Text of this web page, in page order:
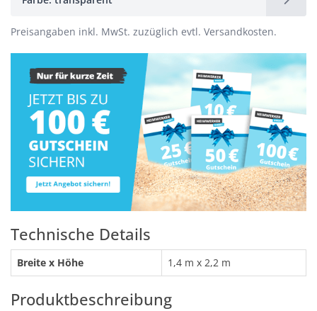
Preisangaben inkl. MwSt. zuzüglich evtl. Versandkosten.
Technische Details
Breite x Höhe 1,4 m x 2,2 m
Produktbeschreibung